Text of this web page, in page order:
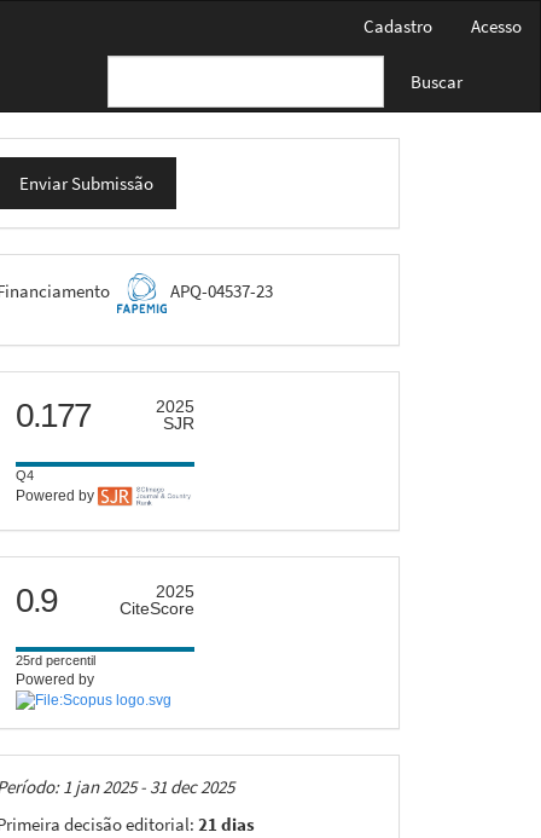
Cadastro Acesso
Buscar
Enviar Submissão
APQ-04537-23
scimago
0.177
2025
SJR
Q4
Powered by
citescore
0.9
2025
CiteScore
25rd percentil
Powered by
1 jan 2025 - 31 dec 2025
decisão editorial: 21 dias